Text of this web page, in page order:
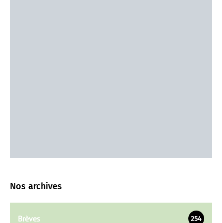
Nos archives
Brèves 254